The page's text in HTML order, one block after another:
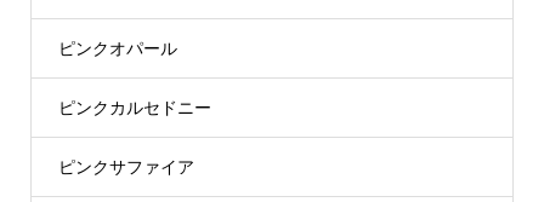
ピンクオパール
ピンクカルセドニー
ピンクサファイア